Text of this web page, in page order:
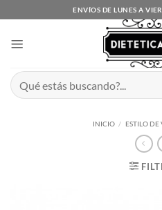
al
ENVÍOS DE LUNES A
Buscar
por:
INICIO / ESTILO DE